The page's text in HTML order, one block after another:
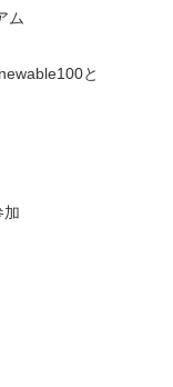
ム
と
加